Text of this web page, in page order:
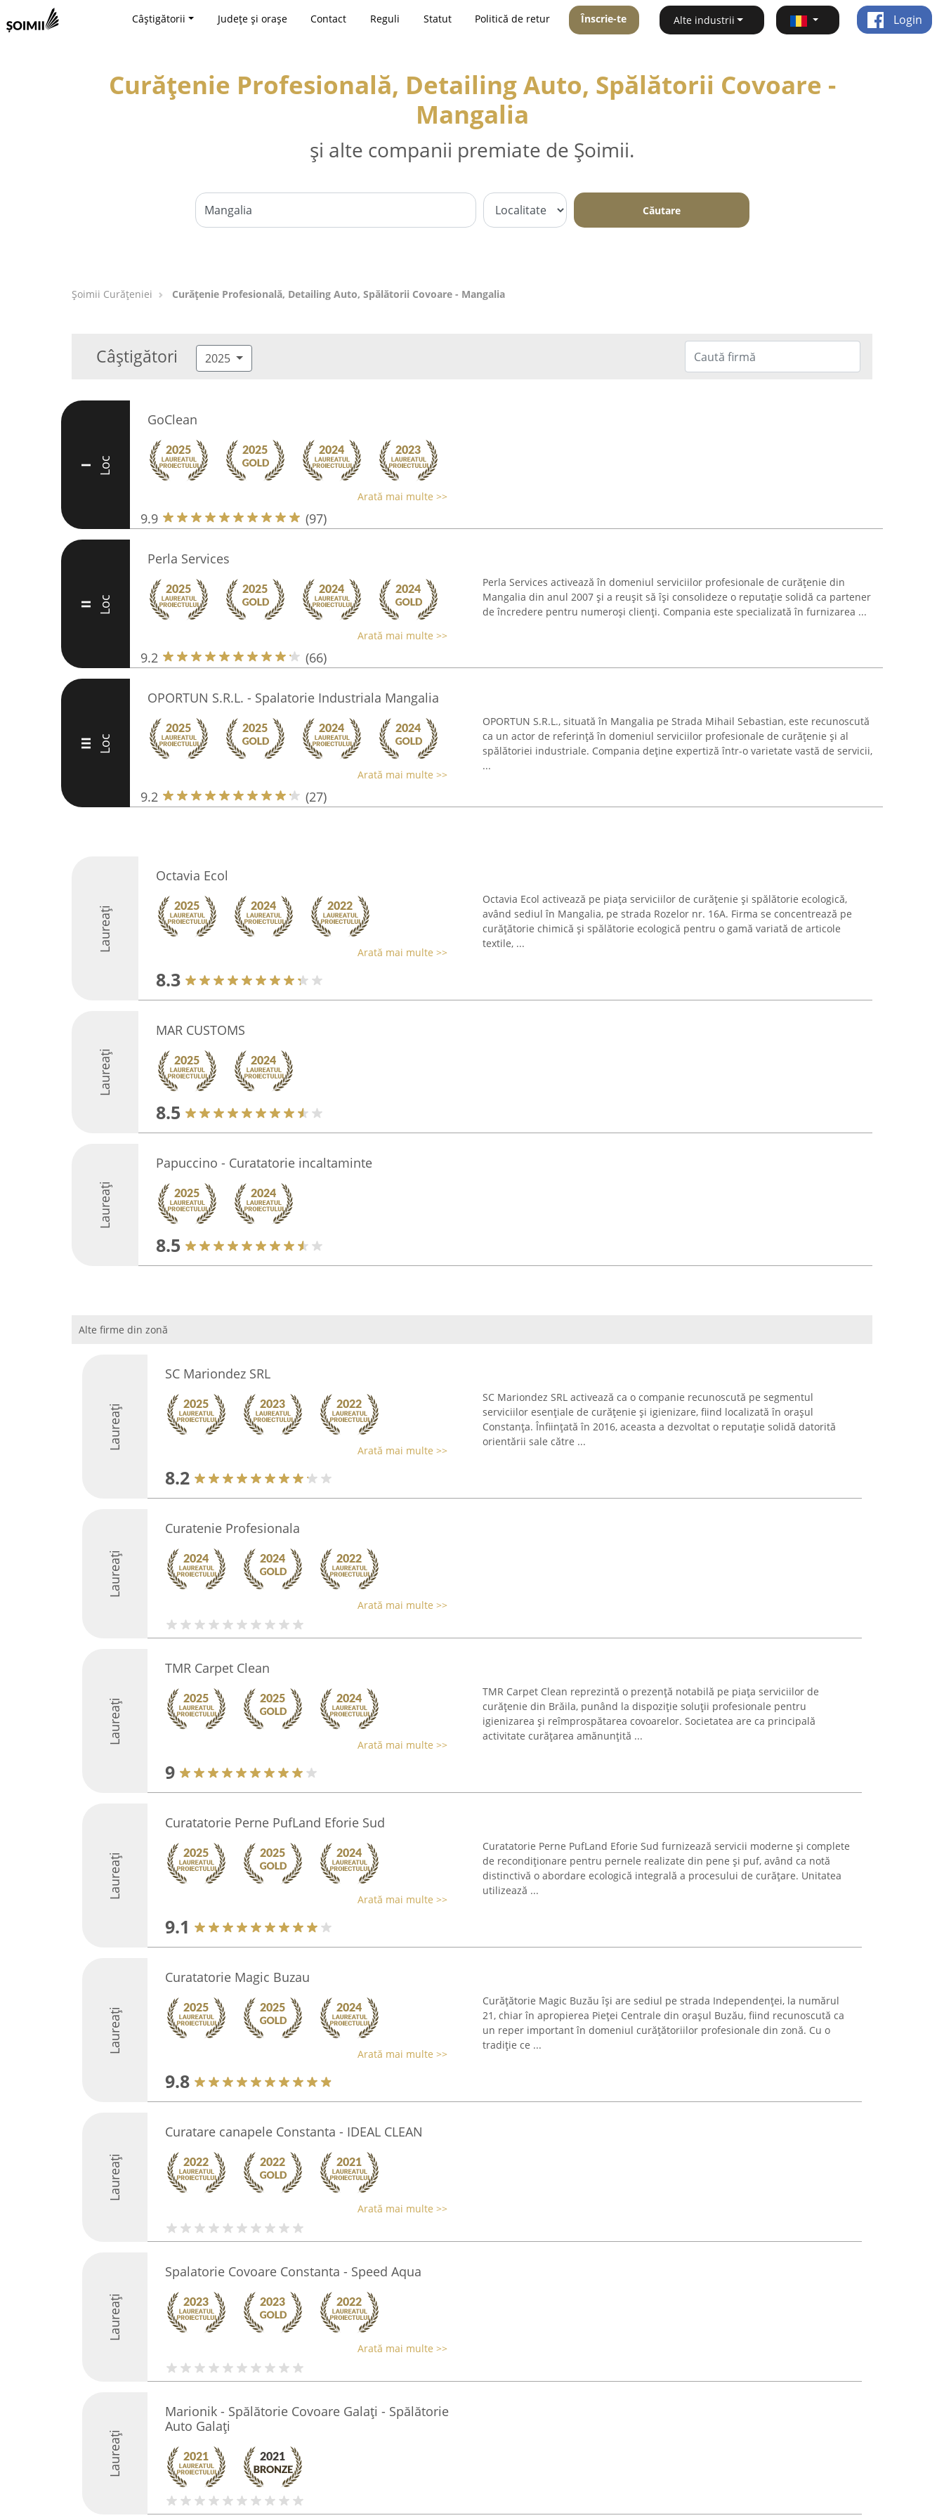
Câștigătorii Județe și orașe Contact Reguli Statut Politică de retur Înscrie-te Alte industrii Login
Curățenie Profesională, Detailing Auto, Spălătorii Covoare -
Mangalia
și alte companii premiate de Șoimii.
Căutare
Șoimii Curățeniei Curățenie Profesională, Detailing Auto, Spălătorii Covoare - Mangalia
Câștigători 2025
I Loc
GoClean
Arată mai multe >>
9.9 (97)
II Loc
Perla Services
Arată mai multe >>
9.2 (66)
Perla Services activează în domeniul serviciilor profesionale de curățenie din
Mangalia din anul 2007 și a reușit să își consolideze o reputație solidă ca partener
de încredere pentru numeroși clienți. Compania este specializată în furnizarea ...
III Loc
OPORTUN S.R.L. - Spalatorie Industriala Mangalia
Arată mai multe >>
9.2 (27)
OPORTUN S.R.L., situată în Mangalia pe Strada Mihail Sebastian, este recunoscută
ca un actor de referință în domeniul serviciilor profesionale de curățenie și al
spălătoriei industriale. Compania deține expertiză într-o varietate vastă de servicii,
...
Laureați
Octavia Ecol
Arată mai multe >>
8.3
Octavia Ecol activează pe piața serviciilor de curățenie și spălătorie ecologică,
având sediul în Mangalia, pe strada Rozelor nr. 16A. Firma se concentrează pe
curățătorie chimică și spălătorie ecologică pentru o gamă variată de articole
textile, ...
Laureați
MAR CUSTOMS
8.5
Laureați
Papuccino - Curatatorie incaltaminte
8.5
Alte firme din zonă
Laureați
SC Mariondez SRL
Arată mai multe >>
8.2
SC Mariondez SRL activează ca o companie recunoscută pe segmentul
serviciilor esențiale de curățenie și igienizare, fiind localizată în orașul
Constanța. Înființată în 2016, aceasta a dezvoltat o reputație solidă datorită
orientării sale către ...
Laureați
Curatenie Profesionala
Arată mai multe >>
Laureați
TMR Carpet Clean
Arată mai multe >>
9
TMR Carpet Clean reprezintă o prezență notabilă pe piața serviciilor de
curățenie din Brăila, punând la dispoziție soluții profesionale pentru
igienizarea și reîmprospătarea covoarelor. Societatea are ca principală
activitate curățarea amănunțită ...
Laureați
Curatatorie Perne PufLand Eforie Sud
Arată mai multe >>
9.1
Curatatorie Perne PufLand Eforie Sud furnizează servicii moderne și complete
de recondiționare pentru pernele realizate din pene și puf, având ca notă
distinctivă o abordare ecologică integrală a procesului de curățare. Unitatea
utilizează ...
Laureați
Curatatorie Magic Buzau
Arată mai multe >>
9.8
Curățătorie Magic Buzău își are sediul pe strada Independenței, la numărul
21, chiar în apropierea Pieței Centrale din orașul Buzău, fiind recunoscută ca
un reper important în domeniul curățătoriilor profesionale din zonă. Cu o
tradiție ce ...
Laureați
Curatare canapele Constanta - IDEAL CLEAN
Arată mai multe >>
Laureați
Spalatorie Covoare Constanta - Speed Aqua
Arată mai multe >>
Laureați
Marionik - Spălătorie Covoare Galați - Spălătorie
Auto Galați